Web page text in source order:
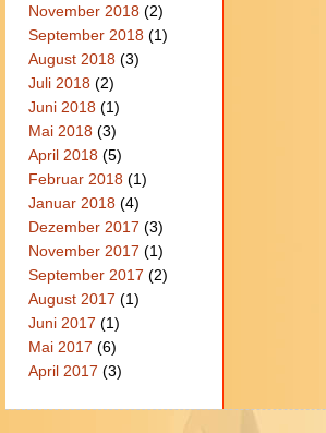
November 2018(2)
September 2018(1)
August 2018(3)
Juli 2018(2)
Juni 2018(1)
Mai 2018(3)
April 2018(5)
Februar 2018(1)
Januar 2018(4)
Dezember 2017 (3)
November 2017 (1)
September 2017 (2)
August 2017 (1)
Juni 2017 (1)
Mai 2017 (6)
April 2017 (3)